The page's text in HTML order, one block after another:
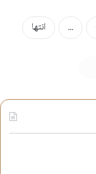
... انتها